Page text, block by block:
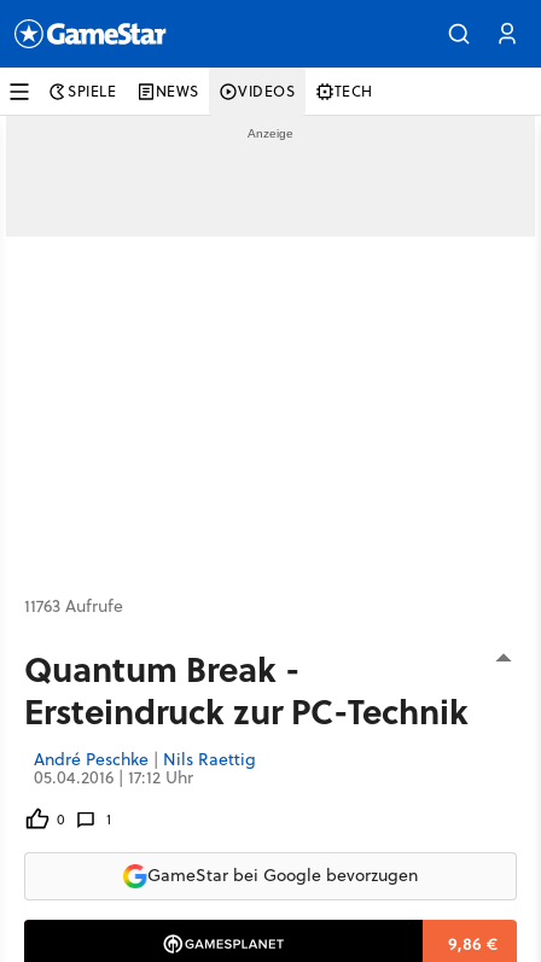
SPIELE NEWS VIDEOS TECH
11763 Aufrufe
Quantum Break -
Ersteindruck zur PC-Technik
André Peschke | Nils Raettig
05.04.2016 | 17:12 Uhr
0 1
GameStar bei Google bevorzugen
9,86 €